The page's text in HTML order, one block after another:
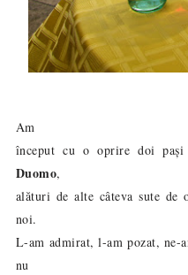
Am
început cu o oprire doi
Duomo,
alături de alte câteva sute de
noi.
L-am admirat, l-am pozat, ne-
nu